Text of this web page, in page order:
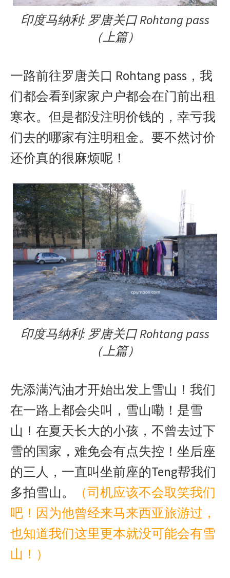
印度马纳利: 罗唐关口 Rohtang pass
（上篇）
一路前往罗唐关口 Rohtang pass，我
们都会看到家家户户都会在门前出租
寒衣。但是都没注明价钱的，幸亏我
们去的哪家有注明租金。要不然讨价
还价真的很麻烦呢！
印度马纳利: 罗唐关口 Rohtang pass
（上篇）
先添满汽油才开始出发上雪山！我们
在一路上都会尖叫，雪山嘞！是雪
山！在夏天长大的小孩，不曾去过下
雪的国家，难免会有点失控！坐后座
的三人，一直叫坐前座的Teng帮我们
多拍雪山。
（司机应该不会取笑我们
吧！因为他曾经来马来西亚旅游过，
也知道我们这里更本就没可能会有雪
山！）